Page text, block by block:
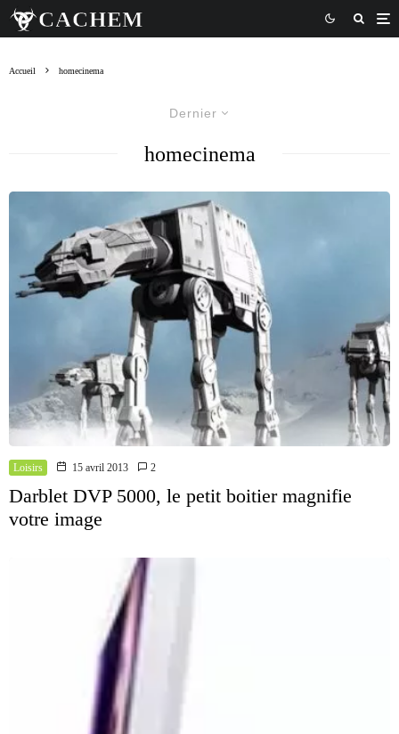
Accueil homecinema
Dernier
homecinema
Loisirs 15 avril 2013 2
Darblet DVP 5000, le petit boitier magnifie
votre image